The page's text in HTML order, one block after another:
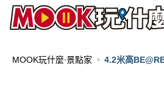
MOOK玩什麼‧景點家
4.2米高